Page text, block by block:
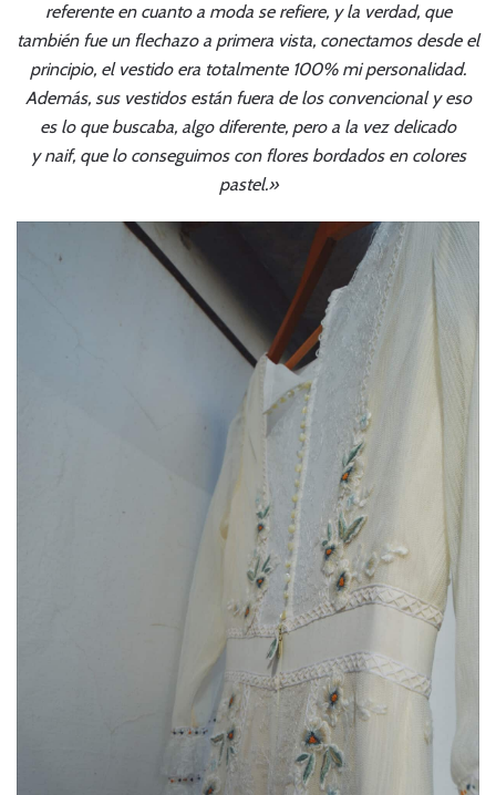
referente en cuanto a moda se refiere, y la verdad, que
también fue un flechazo a primera vista, conectamos desde el
principio, el vestido era totalmente 100% mi personalidad.
Además, sus vestidos están fuera de los convencional y eso
es lo que buscaba, algo diferente, pero a la vez delicado
y naif, que lo conseguimos con flores bordados en colores
pastel.»